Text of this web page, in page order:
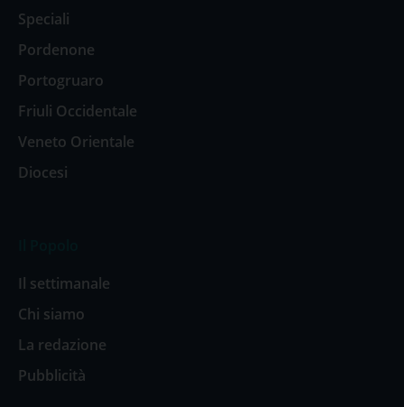
Speciali
Pordenone
Portogruaro
Friuli Occidentale
Veneto Orientale
Diocesi
Il settimanale
Chi siamo
La redazione
Pubblicità